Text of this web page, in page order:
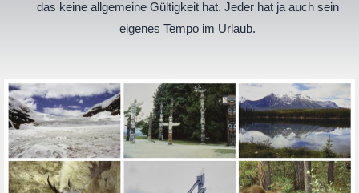
das keine allgemeine Gültigkeit hat. Jeder hat ja auch sein
eigenes Tempo im Urlaub.